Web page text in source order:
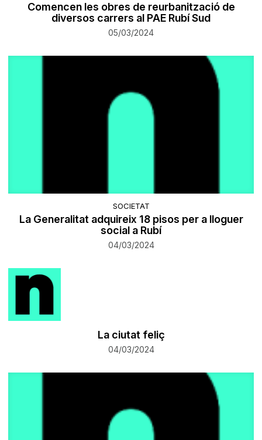
Comencen les obres de reurbanització de
diversos carrers al PAE Rubí Sud
05/03/2024
SOCIETAT
La Generalitat adquireix 18 pisos per a lloguer
social a Rubí
04/03/2024
La ciutat feliç
04/03/2024